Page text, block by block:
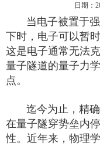
日期：
当电子被置于强
下时，电子可以暂
这是电子通常无法
量子隧道的量子力
点。
迄今为止，精确
在量子隧穿势垒内
性。近年来，物理